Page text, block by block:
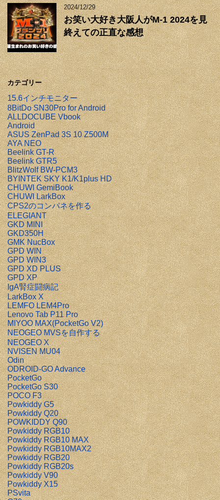
2024/12/29
お笑い大好き大阪人がM-1 2024を見
終えての正直な感想
カテゴリー
15.6インチモニター
8BitDo SN30Pro for Android
ALLDOCUBE Vbook
Android
ASUS ZenPad 3S 10 Z500M
AYA NEO
Beelink GT-R
Beelink GTR5
BlitzWolf BW-PCM3
BYINTEK SKY K1/K1plus HD
CHUWI GemiBook
CHUWI LarkBox
CPS2のコンパネを作る
ELEGIANT
GKD MINI
GKD350H
GMK NucBox
GPD WIN
GPD WIN3
GPD XD PLUS
GPD XP
IgA腎症闘病記
LarkBox X
LEMFO LEM4Pro
Lenovo Tab P11 Pro
MIYOO MAX(PocketGo V2)
NEOGEO MVSを自作する
NEOGEO X
NVISEN MU04
Odin
ODROID-GO Advance
PocketGo
PocketGo S30
POCO F3
Powkiddy G5
Powkiddy Q20
POWKIDDY Q90
Powkiddy RGB10
Powkiddy RGB10 MAX
Powkiddy RGB10MAX2
Powkiddy RGB20
Powkiddy RGB20s
Powkiddy V90
Powkiddy X15
PSvita